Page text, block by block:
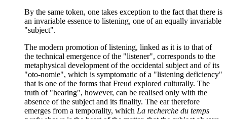
By the same token, one takes exception to the fact that there is
an invariable essence to listening, one of an equally invariable
"subject".
The modern promotion of listening, linked as it is to that of
the technical emergence of the "listener", corresponds to the
metaphysical development of the occidental subject and of its
"oto-nomie", which is symptomatic of a "listening deficiency"
that is one of the forms that Freud explored culturally. The
truth of "hearing", however, can be realised only with the
absence of the subject and its finality. The ear therefore
emerges from a temporality, which La recherche du temps